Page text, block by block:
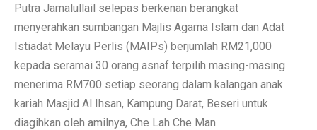
Putra Jamalullail selepas berkenan berangkat
menyerahkan sumbangan Majlis Agama Islam dan Adat
Istiadat Melayu Perlis (MAIPs) berjumlah RM21,000
kepada seramai 30 orang asnaf terpilih masing-masing
menerima RM700 setiap seorang dalam kalangan anak
kariah Masjid Al Ihsan, Kampung Darat, Beseri untuk
diagihkan oleh amilnya, Che Lah Che Man.